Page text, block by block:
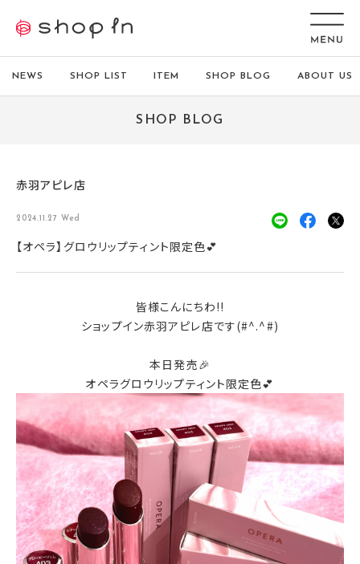
NEWS SHOP LIST ITEM SHOP BLOG ABOUT US
SHOP BLOG
赤羽アピレ店
2024.11.27 Wed
【オペラ】グロウリップティント限定色💕
皆様こんにちわ!!
ショップイン赤羽アピレ店です(#^.^#)
本日発売🎉
オペラグロウリップティント限定色💕